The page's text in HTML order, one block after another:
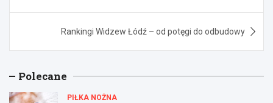
Rankingi Widzew Łódź – od potęgi do odbudowy
Polecane
PIŁKA NOŻNA